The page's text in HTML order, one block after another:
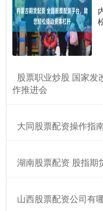
股票职业炒股 国家发
作推进会
大同股票配资操作指
湖南股票配资 股指期
山西股票配资公司有